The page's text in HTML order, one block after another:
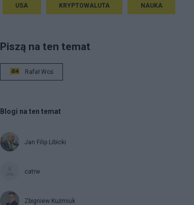
USA KRYPTOWALUTA NAUKA
Piszą na ten temat
Rafał Woś
Blogi na ten temat
Jan Filip Libicki
catrw
Zbigniew Kuźmiuk